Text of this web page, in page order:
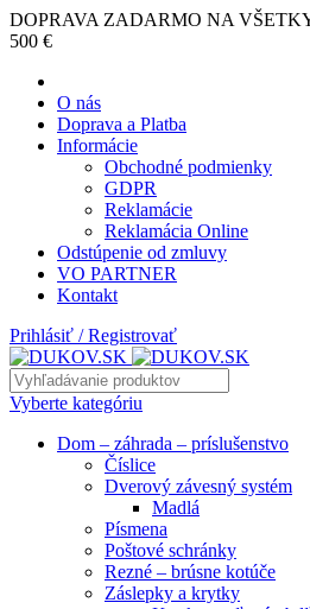
DOPRAVA ZADARMO NA
500 €
O nás
Doprava a Platba
Informácie
Obchodné podmienky
GDPR
Reklamácie
Reklamácia Online
Odstúpenie od zmluvy
VO PARTNER
Kontakt
Prihlásiť / Registrovať
Vyberte kategóriu
Dom – záhrada – príslušenstvo
Číslice
Dverový závesný systém
Madlá
Písmena
Poštové schránky
Rezné – brúsne kotúče
Záslepky a krytky